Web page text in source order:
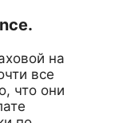
на
все
что они